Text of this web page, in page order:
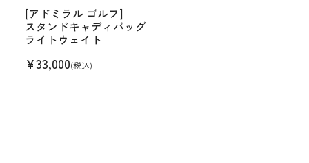
[アドミラル ゴルフ]
スタンドキャディバッグ
ライトウェイト
¥33,000(税込)